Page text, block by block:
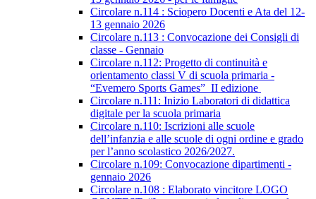
Circolare n.114 : Sciopero Docenti e Ata del 12-
13 gennaio 2026
Circolare n.113 : Convocazione dei Consigli di
classe - Gennaio
Circolare n.112: Progetto di continuità e
orientamento classi V di scuola primaria -
“Evemero Sports Games” II edizione
Circolare n.111: Inizio Laboratori di didattica
digitale per la scuola primaria
Circolare n.110: Iscrizioni alle scuole
dell’infanzia e alle scuole di ogni ordine e grado
per l’anno scolastico 2026/2027.
Circolare n.109: Convocazione dipartimenti -
gennaio 2026
Circolare n.108 : Elaborato vincitore LOGO